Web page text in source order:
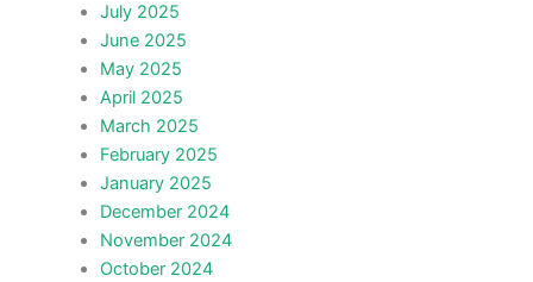
July 2025
June 2025
May 2025
April 2025
March 2025
February 2025
January 2025
December 2024
November 2024
October 2024